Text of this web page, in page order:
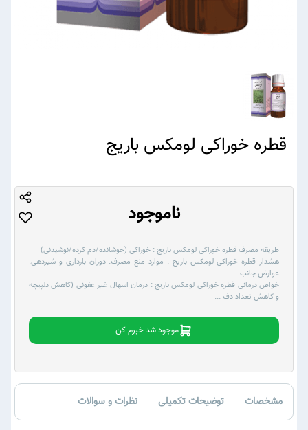
قطره خوراکی لومکس باریج
ناموجود
طریقه مصرف قطره خوراکی لومکس باریج : خوراکی (جوشانده/دم کرده/نوشیدنی)
هشدار قطره خوراکی لومکس باریج : موارد منع مصرف: دوران بارداری و شیردهی.
عوارض جانب...
خواص درمانی قطره خوراکی لومکس باریج : درمان اسهال غیر عفونی (کاهش دلپیچه
و کاهش تعداد دف...
موجود شد خبرم کن
مشخصات توضیحات تکمیلی نظرات و سوالات